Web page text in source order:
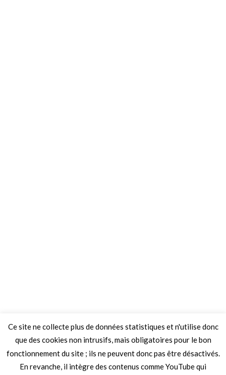
Ce site ne collecte plus de données statistiques et n'utilise donc
que des cookies non intrusifs, mais obligatoires pour le bon
fonctionnement du site ; ils ne peuvent donc pas être désactivés.
En revanche, il intègre des contenus comme YouTube qui